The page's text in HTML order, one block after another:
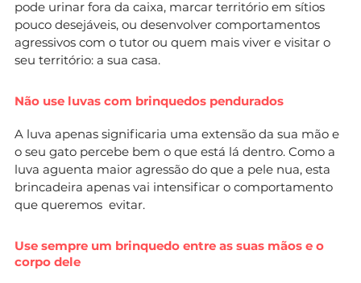
pode urinar fora da caixa, marcar território em sítios
pouco desejáveis, ou desenvolver comportamentos
agressivos com o tutor ou quem mais viver e visitar o
seu território: a sua casa.
Não use luvas com brinquedos pendurados
A luva apenas significaria uma extensão da sua mão e
o seu gato percebe bem o que está lá dentro. Como a
luva aguenta maior agressão do que a pele nua, esta
brincadeira apenas vai intensificar o comportamento
que queremos evitar.
Use sempre um brinquedo entre as suas mãos e o
corpo dele